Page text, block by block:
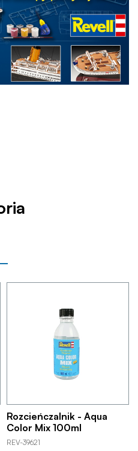
Rozcieńczalnik - Aqua
Color Mix 100ml
REV-39621